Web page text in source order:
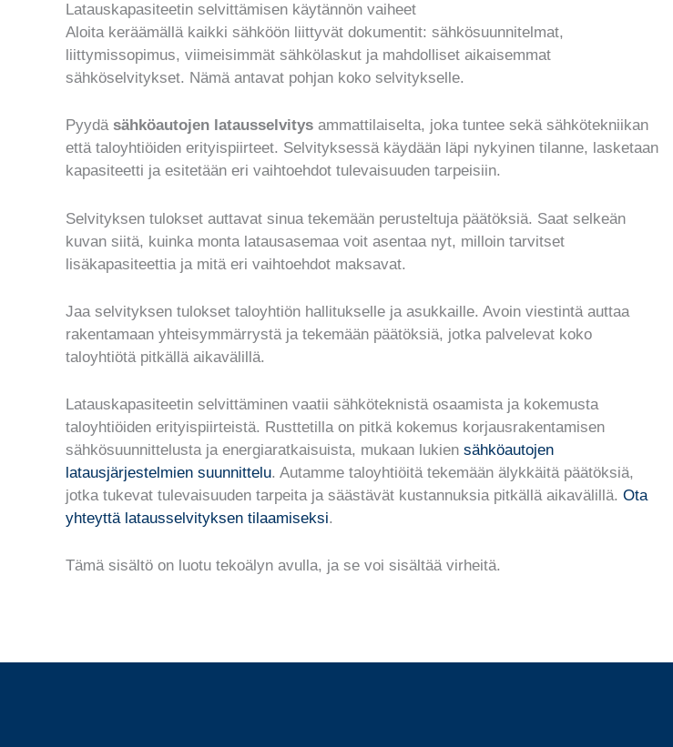
Latauskapasiteetin selvittämisen käytännön vaiheet
Aloita keräämällä kaikki sähköön liittyvät dokumentit: sähkösuunnitelmat,
liittymissopimus, viimeisimmät sähkölaskut ja mahdolliset aikaisemmat
sähköselvitykset. Nämä antavat pohjan koko selvitykselle.
Pyydä sähköautojen latausselvitys ammattilaiselta, joka tuntee sekä sähkötekniikan
että taloyhtiöiden erityispiirteet. Selvityksessä käydään läpi nykyinen tilanne, lasketaan
kapasiteetti ja esitetään eri vaihtoehdot tulevaisuuden tarpeisiin.
Selvityksen tulokset auttavat sinua tekemään perusteltuja päätöksiä. Saat selkeän
kuvan siitä, kuinka monta latausasemaa voit asentaa nyt, milloin tarvitset
lisäkapasiteettia ja mitä eri vaihtoehdot maksavat.
Jaa selvityksen tulokset taloyhtiön hallitukselle ja asukkaille. Avoin viestintä auttaa
rakentamaan yhteisymmärrystä ja tekemään päätöksiä, jotka palvelevat koko
taloyhtiötä pitkällä aikavälillä.
Latauskapasiteetin selvittäminen vaatii sähköteknistä osaamista ja kokemusta
taloyhtiöiden erityispiirteistä. Rusttetilla on pitkä kokemus korjausrakentamisen
sähkösuunnittelusta ja energiaratkaisuista, mukaan lukien sähköautojen
latausjärjestelmien suunnittelu. Autamme taloyhtiöitä tekemään älykkäitä päätöksiä,
jotka tukevat tulevaisuuden tarpeita ja säästävät kustannuksia pitkällä aikavälillä. Ota
yhteyttä latausselvityksen tilaamiseksi.
Tämä sisältö on luotu tekoälyn avulla, ja se voi sisältää virheitä.